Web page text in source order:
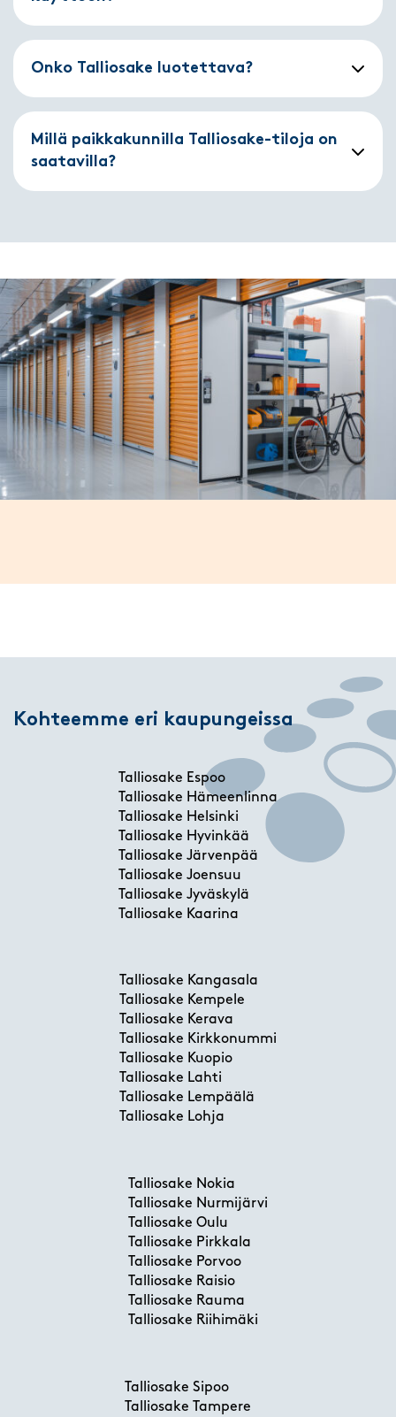
Onko Talliosake luotettava?
Millä paikkakunnilla Talliosake-tiloja on
saatavilla?
Kohteemme eri kaupungeissa
Talliosake Espoo
Talliosake Hämeenlinna
Talliosake Helsinki
Talliosake Hyvinkää
Talliosake Järvenpää
Talliosake Joensuu
Talliosake Jyväskylä
Talliosake Kaarina
Talliosake Kangasala
Talliosake Kempele
Talliosake Kerava
Talliosake Kirkkonummi
Talliosake Kuopio
Talliosake Lahti
Talliosake Lempäälä
Talliosake Lohja
Talliosake Nokia
Talliosake Nurmijärvi
Talliosake Oulu
Talliosake Pirkkala
Talliosake Porvoo
Talliosake Raisio
Talliosake Rauma
Talliosake Riihimäki
Talliosake Sipoo
Talliosake Tampere